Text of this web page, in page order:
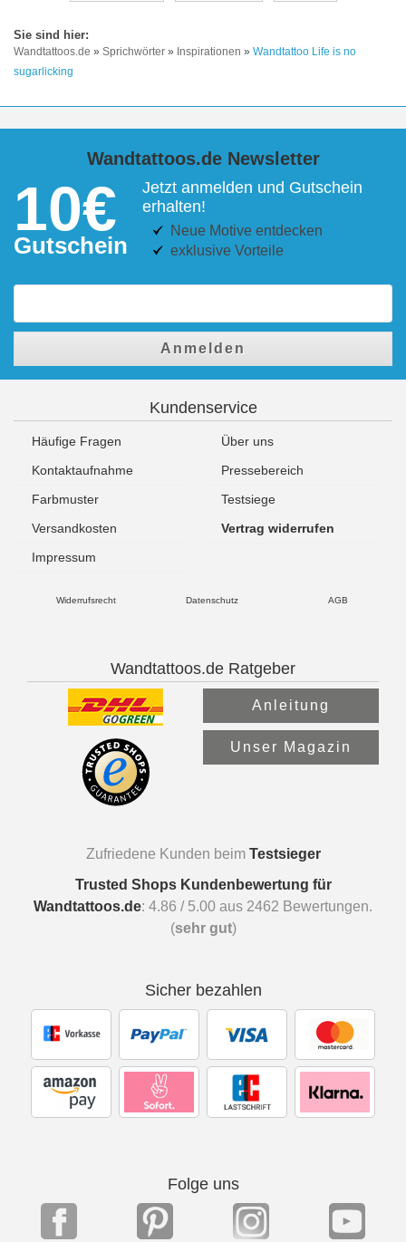
Wandtattoos.de » Sprichwörter » Inspirationen » Wandtattoo Life is no
sugarlicking
Wandtattoos.de Newsletter
10€
Gutschein
Jetzt anmelden und Gutschein
erhalten!
Neue Motive entdecken
exklusive Vorteile
Anmelden
Kundenservice
Häufige Fragen
Über uns
Kontaktaufnahme
Pressebereich
Farbmuster
Testsiege
Versandkosten
Vertrag widerrufen
Impressum
Widerrufsrecht Datenschutz AGB
Wandtattoos.de Ratgeber
Anleitung
Unser Magazin
Zufriedene Kunden beim Testsieger
Trusted Shops Kundenbewertung für
Wandtattoos.de: 4.86 / 5.00 aus 2462 Bewertungen.
(sehr gut)
Sicher bezahlen
Folge uns